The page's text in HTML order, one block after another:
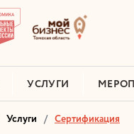
УСЛУГИ
Услуги Сертификация